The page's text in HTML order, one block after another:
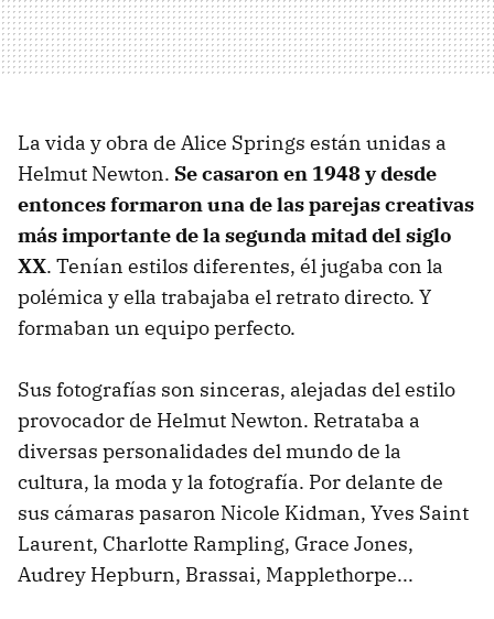
La vida y obra de Alice Springs están unidas a
Helmut Newton. Se casaron en 1948 y desde
entonces formaron una de las parejas creativas
más importante de la segunda mitad del siglo
XX. Tenían estilos diferentes, él jugaba con la
polémica y ella trabajaba el retrato directo. Y
formaban un equipo perfecto.
Sus fotografías son sinceras, alejadas del estilo
provocador de Helmut Newton. Retrataba a
diversas personalidades del mundo de la
cultura, la moda y la fotografía. Por delante de
sus cámaras pasaron Nicole Kidman, Yves Saint
Laurent, Charlotte Rampling, Grace Jones,
Audrey Hepburn, Brassai, Mapplethorpe...